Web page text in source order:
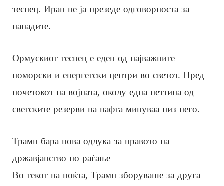
теснец. Иран не ја презеде одговорноста за
нападите.
Ормускиот теснец е еден од најважните
поморски и енергетски центри во светот. Пред
почетокот на војната, околу една петтина од
светските резерви на нафта минуваа низ него.
Трамп бара нова одлука за правото на
државјанство по раѓање
Во текот на ноќта, Трамп зборуваше за друга